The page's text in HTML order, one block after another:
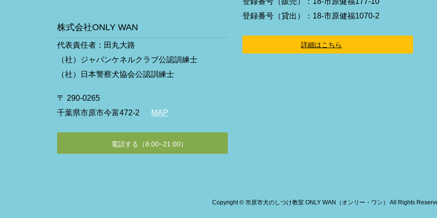
株式会社ONLY WAN
代表責任者：田丸大路
（社）ジャパンケネルクラブ公認訓練士
（社）日本警察犬協会公認訓練士
〒 290-0265
千葉県市原市今富472-2
MAP
電話する（8:00~21:00）
登録番号（貸出）：18-市原健福1070-2
詳細はこちら
Copyright © 市原市犬のしつけ教室 ONLY WAN（オンリー・ワン） All Rights